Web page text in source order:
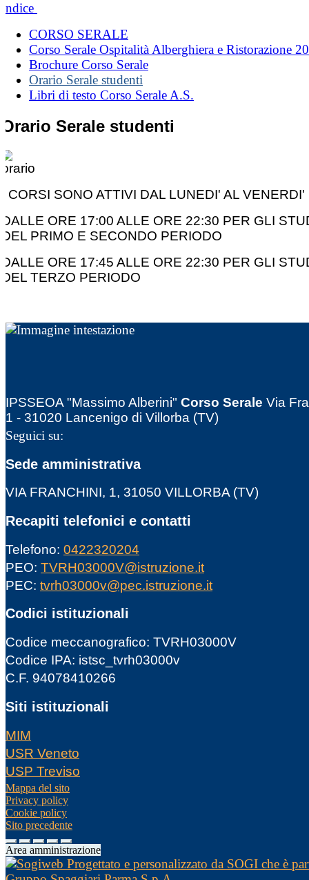
Indice
CORSO SERALE
Corso Serale Ospitalità Alberghiera e Ristorazione
Brochure Corso Serale
Orario Serale studenti
Libri di testo Corso Serale A.S.
Orario Serale studenti
I CORSI SONO ATTIVI DAL LUNEDI' AL VENERDI'
DALLE ORE 17:00 ALLE ORE 22:30 PER GLI
DEL PRIMO E SECONDO PERIODO
DALLE ORE 17:45 ALLE ORE 22:30 PER GLI
DEL TERZO PERIODO
IPSSEOA "Massimo Alberini" Corso Serale Via
1 - 31020 Lancenigo di Villorba (TV)
Seguici su:
Sede amministrativa
VIA FRANCHINI, 1, 31050 VILLORBA (TV)
Recapiti telefonici e contatti
Telefono: 0422320204
PEO: TVRH03000V@istruzione.it
PEC: tvrh03000v@pec.istruzione.it
Codici istituzionali
Codice meccanografico: TVRH03000V
Codice IPA: istsc_tvrh03000v
C.F. 94078410266
Siti istituzionali
MIM
USR Veneto
USP Treviso
Mappa del sito
Privacy policy
Cookie policy
Sito precedente
Area amministrazione